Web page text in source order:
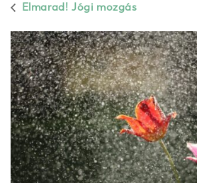
Elmarad! Jógi mozgás